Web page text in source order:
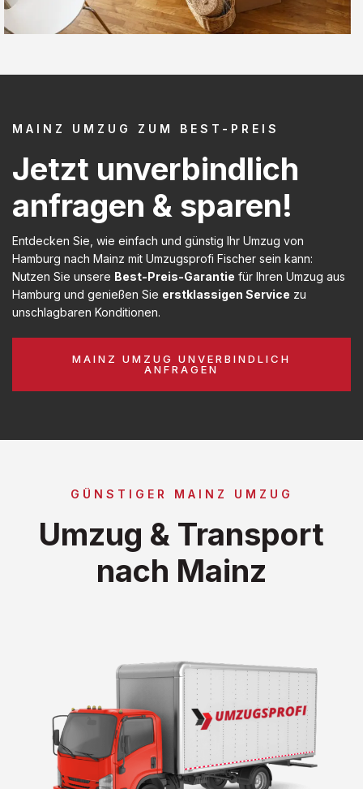
MAINZ UMZUG ZUM BEST-PREIS
Jetzt unverbindlich
anfragen & sparen!
Entdecken Sie, wie einfach und günstig Ihr Umzug von
Hamburg nach Mainz mit Umzugsprofi Fischer sein kann:
Nutzen Sie unsere Best-Preis-Garantie für Ihren Umzug aus
Hamburg und genießen Sie erstklassigen Service zu
unschlagbaren Konditionen.
MAINZ UMZUG UNVERBINDLICH
ANFRAGEN
GÜNSTIGER MAINZ UMZUG
Umzug & Transport
nach Mainz